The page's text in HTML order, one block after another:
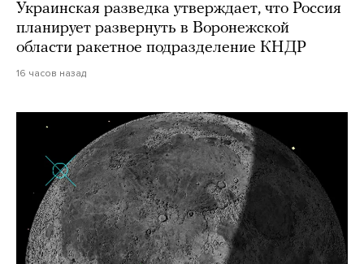
Украинская разведка утверждает, что Россия
планирует развернуть в Воронежской
области ракетное подразделение КНДР
16 часов назад